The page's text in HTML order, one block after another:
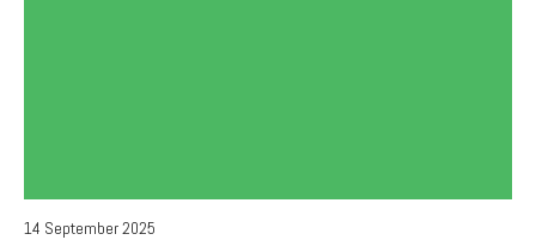
14 September 2025